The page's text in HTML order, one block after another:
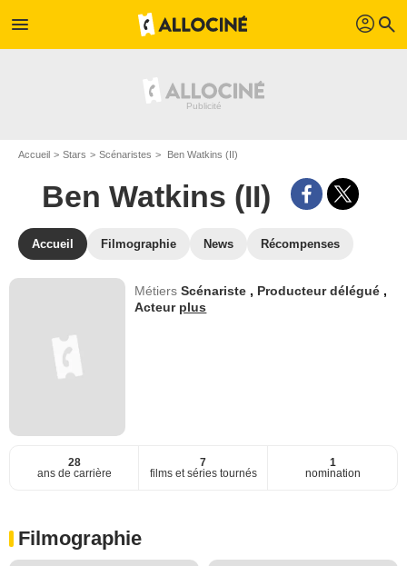
menu profil search
Accueil Stars Scénaristes Ben Watkins (II)
Ben Watkins (II)
Accueil Filmographie News Récompenses
MétiersScénariste , Producteur délégué ,
Acteur plus
28
ans de carrière
7
films et séries tournés
1
nomination
Filmographie